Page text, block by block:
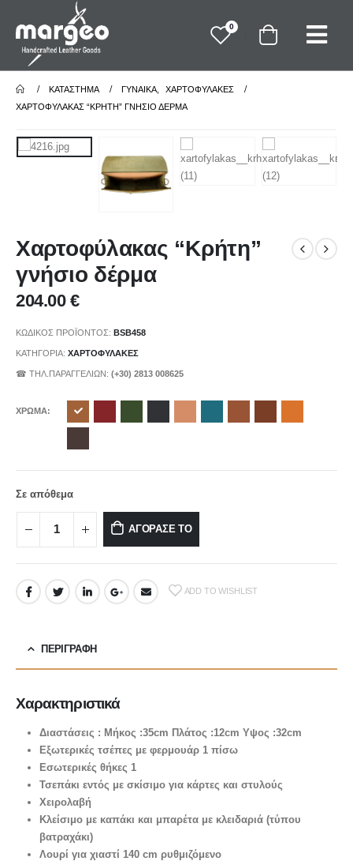
0
ΚΑΤΆΣΤΗΜΑ ΓΥΝΑΙΚΑ
ΧΑΡΤΟΦΥΛΑΚΕΣ
ΧΑΡΤΟΦΎΛΑΚΑΣ “ΚΡΉΤΗ” ΓΝΉΣΙΟ ΔΈΡΜΑ
Χαρτοφύλακας “Κρήτη”
γνήσιο δέρμα
204.00 €
ΚΩΔΙΚΌΣ ΠΡΟΪΌΝΤΟΣ: BSB458
ΚΑΤΗΓΟΡΊΑ: ΧΑΡΤΟΦΥΛΑΚΕΣ
☎ ΤΗΛ.ΠΑΡΑΓΓΕΛΙΩΝ: (+30) 2813 008625
ΧΡΩΜΑ
Σε απόθεμα
ΑΓΟΡΑΣΕ ΤΟ
ADD TO WISHLIST
ΠΕΡΙΓΡΑΦΉ
Χαρακτηριστικά
Διαστάσεις : Μήκος :35cm Πλάτος :12cm Υψος :32cm
Εξωτερικές τσέπες με φερμουάρ 1 πίσω
Εσωτερικές θήκες 1
Τσεπάκι εντός με σκίσιμο για κάρτες και στυλούς
Χειρολαβή
Κλείσιμο με καπάκι και μπαρέτα με κλειδαριά (τύπου
βατραχάκι)
Λουρί για χιαστί 140 cm ρυθμιζόμενο